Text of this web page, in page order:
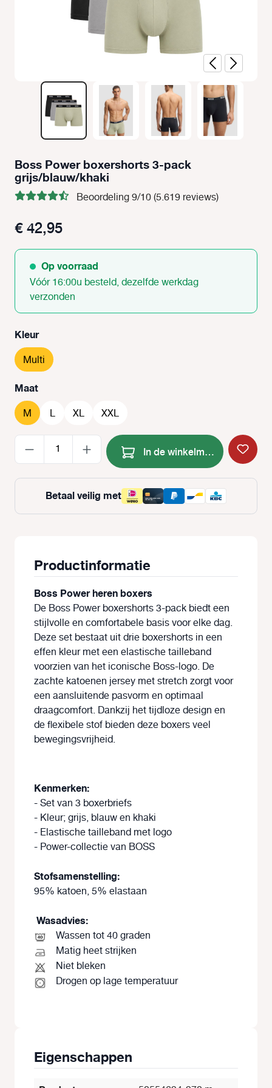
Boss Power boxershorts 3-pack
grijs/blauw/khaki
Beoordeling 9/10 (5.619 reviews)
€ 42,95
Op voorraad
Vóór 16:00u besteld, dezelfde werkdag
verzonden
Selecteer
Kleur
Multi
Selecteer
Maat
M L XL XXL
Producthoeveelheid: Voer
In de winkelmand
Betaal veilig met
Productinformatie
Boss Power heren boxers
De Boss Power boxershorts 3-pack biedt een
stijlvolle en comfortabele basis voor elke dag.
Deze set bestaat uit drie boxershorts in een
effen kleur met een elastische tailleband
voorzien van het iconische Boss-logo. De
zachte katoenen jersey met stretch zorgt voor
een aansluitende pasvorm en optimaal
draagcomfort. Dankzij het tijdloze design en
de flexibele stof bieden deze boxers veel
bewegingsvrijheid.
Kenmerken:
- Set van 3 boxerbriefs
- Kleur; grijs, blauw en khaki
- Elastische tailleband met logo
- Power-collectie van BOSS
Stofsamenstelling:
95% katoen, 5% elastaan
Wasadvies:
Wassen tot 40 graden
Matig heet strijken
Niet bleken
Drogen op lage temperatuur
Eigenschappen